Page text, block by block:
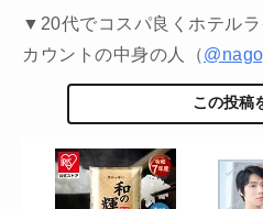
▼20代でコスパ良くホテル
カウントの中身の人（
この投稿